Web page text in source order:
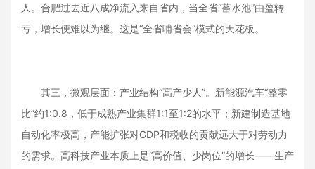
人。合肥过去近八成净流入来自省内，当全省“蓄水池”由盈转
亏，增长便难以为继。这是“全省哺省会”模式的天花板。
其三，微观层面：产业结构“高产少人”。新能源汽车“整零
比”约1:0.8，低于成熟产业集群1:1至1:2的水平；新建制造基地
自动化率极高，产能扩张对GDP和税收的贡献远大于对劳动力
的需求。高科技产业本质上是“高价值、少岗位”的增长——生产